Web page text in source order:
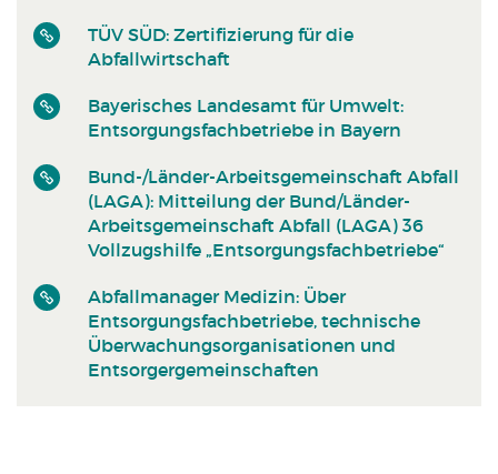
TÜV SÜD: Zertifizierung für die
Abfallwirtschaft
Bayerisches Landesamt für Umwelt:
Entsorgungsfachbetriebe in Bayern
Bund-/Länder-Arbeitsgemeinschaft Abfall
(LAGA): Mitteilung der Bund/Länder-
Arbeitsgemeinschaft Abfall (LAGA) 36
Vollzugshilfe „Entsorgungsfachbetriebe“
Abfallmanager Medizin: Über
Entsorgungsfachbetriebe, technische
Überwachungsorganisationen und
Entsorgergemeinschaften